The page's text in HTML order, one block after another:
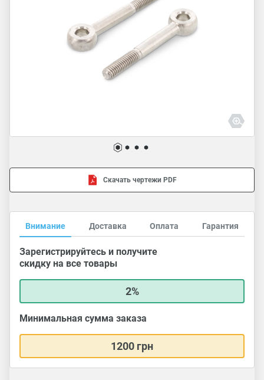
Скачать чертежи PDF
Внимание Доставка Оплата Гарантия
Зарегистрируйтесь и получите
скидку на все товары
2%
Минимальная сумма заказа
1200 грн